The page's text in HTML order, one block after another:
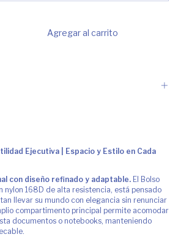
Ejecutiva | Espacio y Estilo en Cada
con diseño refinado y adaptable. El Bolso
nylon 168D de alta resistencia, está pensado
llevar su mundo con elegancia sin renunciar
compartimento principal permite acomodar
documentos o notebooks, manteniendo